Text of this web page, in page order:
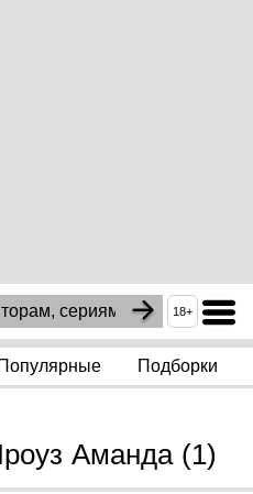
18+
Популярные Подборки
Аманда (1)